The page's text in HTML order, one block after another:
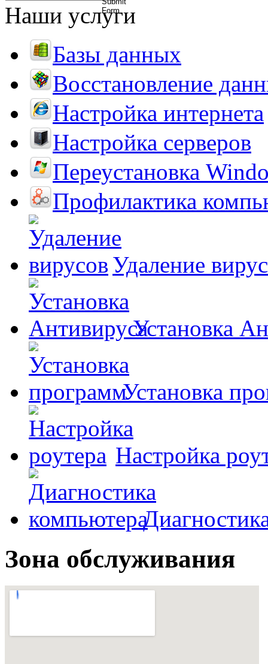
Наши услуги
Базы данных
Восстановление
Настройка интернета
Настройка серверов
Переустановка
Профилактика
Удаление
Установка
Установка
Настройка
Зона обслуживания